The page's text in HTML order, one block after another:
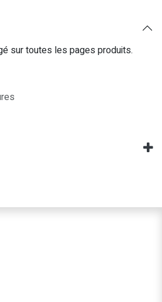
sur toutes les pages produits.